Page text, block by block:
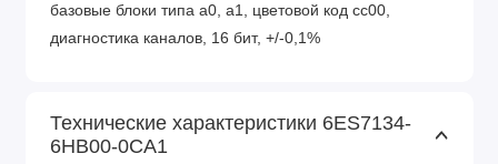
базовые блоки типа a0, a1, цветовой код cc00,
диагностика каналов, 16 бит, +/-0,1%
Технические характеристики 6ES7134-
6HB00-0CA1